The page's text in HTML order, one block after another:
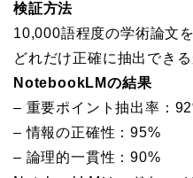
検証方法
10,000語程度の学術論文
どれだけ正確に抽出でき
NotebookLMの結果
– 重要ポイント抽出率：
– 情報の正確性：95%
– 論理的一貫性：90%